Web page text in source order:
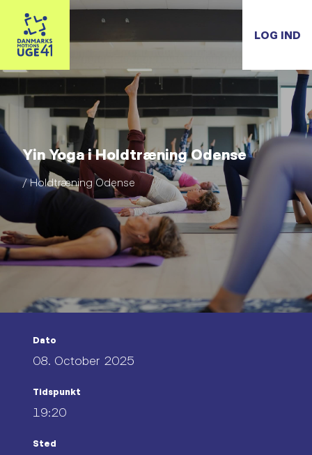
LOG IND
Yin Yoga i Holdtræning Odense
/ Holdtræning Odense
Dato
08. October 2025
Tidspunkt
19:20
Sted